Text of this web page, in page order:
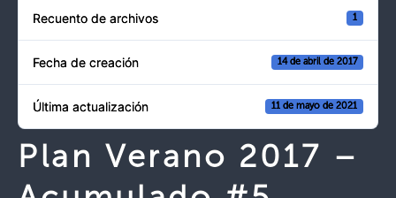
Recuento de archivos 1
Fecha de creación 14 de abril de 2017
Última actualización 11 de mayo de 2021
Plan Verano 2017 –